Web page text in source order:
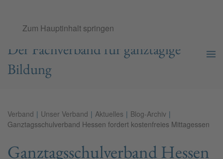
Zum Hauptinhalt springen
Ganztags­schul­verband e.V.
Der Fachverband für ganztägige
Bildung
Verband Unser Verband Aktuelles
Blog-Archiv
Ganztagsschulverband Hessen fordert kostenfreies Mittagessen
Ganztagsschulverband Hessen